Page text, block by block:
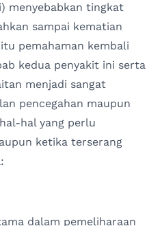
menyebabkan tingkat
sampai kematian
pemahaman kembali
kedua penyakit ini serta
menjadi sangat
pencegahan maupun
hal yang perlu
ketika terserang
dalam pemeliharaan